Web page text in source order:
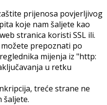
prijenosa povjerljivog
koje nam šaljete kao
stranica koristi SSL ili.
prepoznati po
mijenja iz "http:
u retku
treće strane ne
šaljete.